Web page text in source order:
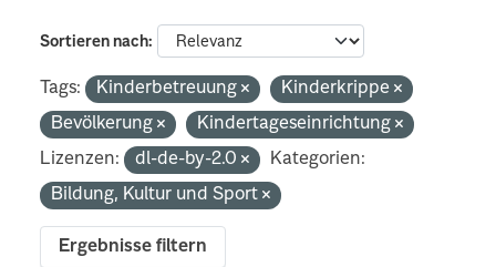
Sortieren nach
Tags: Kinderbetreuung
Kinderkrippe
Bevölkerung
Kindertageseinrichtung
Lizenzen:
dl-de-by-2.0
Kategorien:
Bildung, Kultur und Sport
Ergebnisse filtern